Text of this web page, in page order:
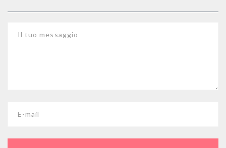
Il tuo messaggio
E-mail